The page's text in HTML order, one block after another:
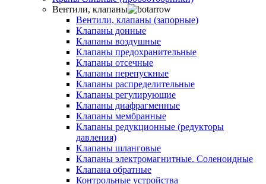
Вентили, клапаны
Вентили, клапаны (запорные)
Клапаны донные
Клапаны воздушные
Клапаны предохранительные
Клапаны отсечные
Клапаны перепускные
Клапаны распределительные
Клапаны регулирующие
Клапаны диафрагменные
Клапаны мембранные
Клапаны редукционные (редукторы
давления)
Клапаны шланговые
Клапаны электромагнитные. Соленоидные
Клапана обратные
Контрольные устройства